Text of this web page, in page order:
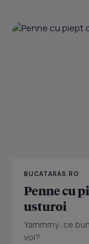
BUCATARAS.RO
Penne cu
usturoi
Yammmy...ce
voi?